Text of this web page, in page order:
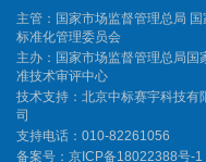
主管：国家市场监督管理总局 国
标准化管理委员会
主办：国家市场监督管理总局国
准技术审评中心
技术支持：北京中标赛宇科技有
司
支持电话：010-82261056
备案号： 京ICP备18022388号-1